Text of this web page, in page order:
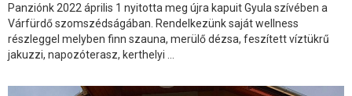
Panziónk 2022 április 1 nyitotta meg újra kapuit Gyula szívében a
Várfürdő szomszédságában. Rendelkezünk saját wellness
részleggel melyben finn szauna, merülő dézsa, feszített víztükrű
jakuzzi, napozóterasz, kerthelyi ...